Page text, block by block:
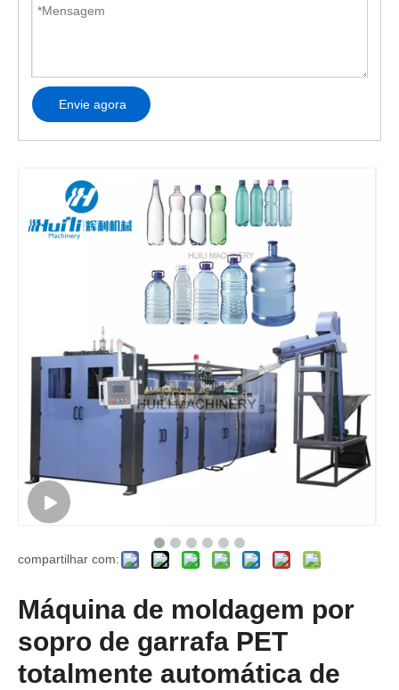
Envie agora
compartilhar com:
Máquina de moldagem por
sopro de garrafa PET
totalmente automática de